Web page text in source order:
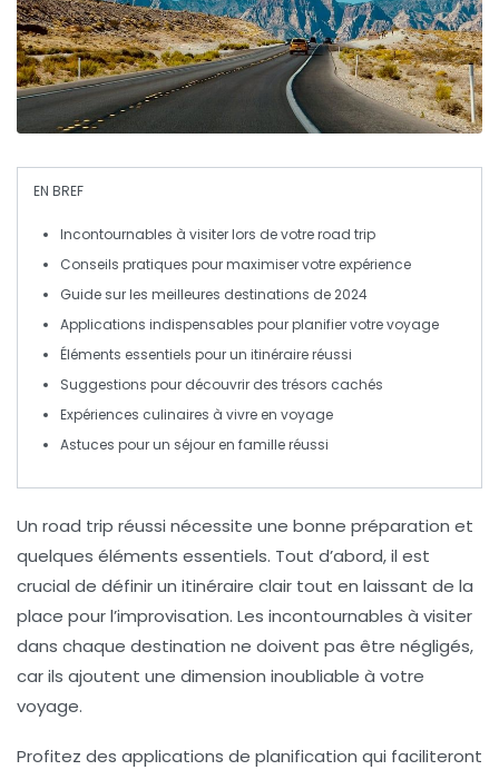
EN BREF
Incontournables à visiter lors de votre road trip
Conseils pratiques pour maximiser votre expérience
Guide sur les meilleures destinations de 2024
Applications indispensables pourplanifiervotre voyage
Éléments essentiels pour un itinéraire réussi
Suggestions pour découvrir des trésors cachés
Expériences culinaires à vivre en voyage
Astuces pour un séjour en familleréussi
Un road trip réussi nécessite une bonne préparation et
quelques éléments essentiels. Tout d’abord, il est
crucial de définir un itinéraire clair tout en laissant de la
place pour l’improvisation. Les incontournables à visiter
dans chaque destination ne doivent pas être négligés,
car ils ajoutent une dimension inoubliable à votre
voyage.
Profitez des applications de planification qui faciliteront